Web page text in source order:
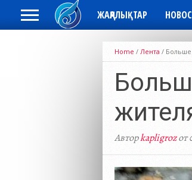
ЖАҢАЛЫҚТАР
Home / Лента / Больше
Авторkapligrozот